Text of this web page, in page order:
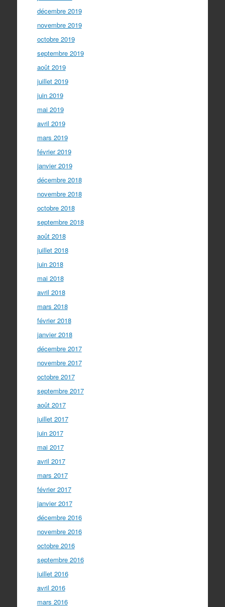
décembre 2019
novembre 2019
octobre 2019
septembre 2019
août 2019
juillet 2019
juin 2019
mai 2019
avril 2019
mars 2019
février 2019
janvier 2019
décembre 2018
novembre 2018
octobre 2018
septembre 2018
août 2018
juillet 2018
juin 2018
mai 2018
avril 2018
mars 2018
février 2018
janvier 2018
décembre 2017
novembre 2017
octobre 2017
septembre 2017
août 2017
juillet 2017
juin 2017
mai 2017
avril 2017
mars 2017
février 2017
janvier 2017
décembre 2016
novembre 2016
octobre 2016
septembre 2016
juillet 2016
avril 2016
mars 2016